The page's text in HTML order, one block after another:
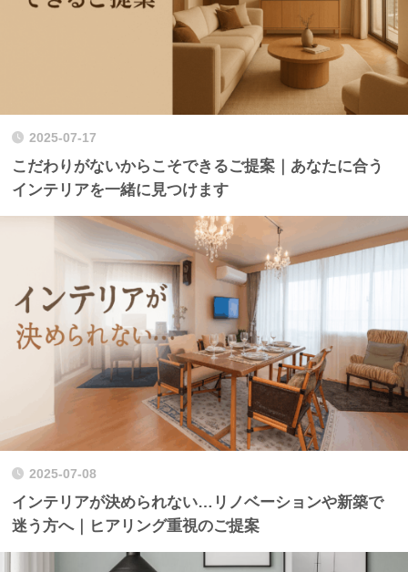
2025-07-17
こだわりがないからこそできるご提案｜あなたに合う
インテリアを一緒に見つけます
2025-07-08
インテリアが決められない…リノベーションや新築で
迷う方へ｜ヒアリング重視のご提案